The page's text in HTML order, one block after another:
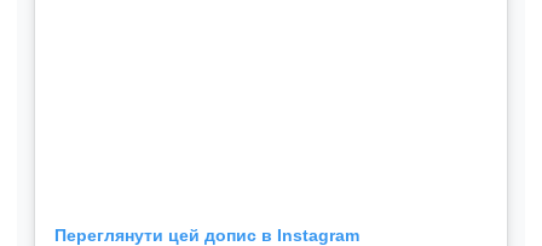
Переглянути цей допис в Instagram